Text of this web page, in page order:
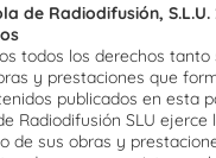
de Radiodifusión, S.L.U.
todos los derechos tanto
y prestaciones que
publicados en esta
Radiodifusión SLU ejerce
de sus obras y